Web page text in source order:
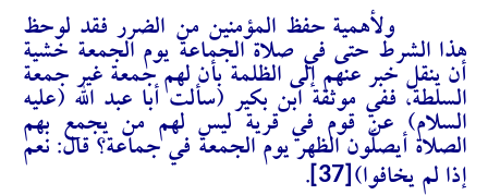
ولأهمية حفظ المؤمنين من الضرر فقد لوحظ
هذا الشرط حتى في صلاة الجماعة يوم الجمعة خشية
أن ينقل خبر عنهم إلى الظلمة بأن لهم جمعة غير جمعة
السلطة، ففي موثقة ابن بكير (سألت أبا عبد الله (عليه
السلام) عن قوم في قرية ليس لهم من يجمع بهم
الصلاة أيصلّون الظهر يوم الجمعة في جماعة؟ قال: نعم
إذا لم يخافوا)
.